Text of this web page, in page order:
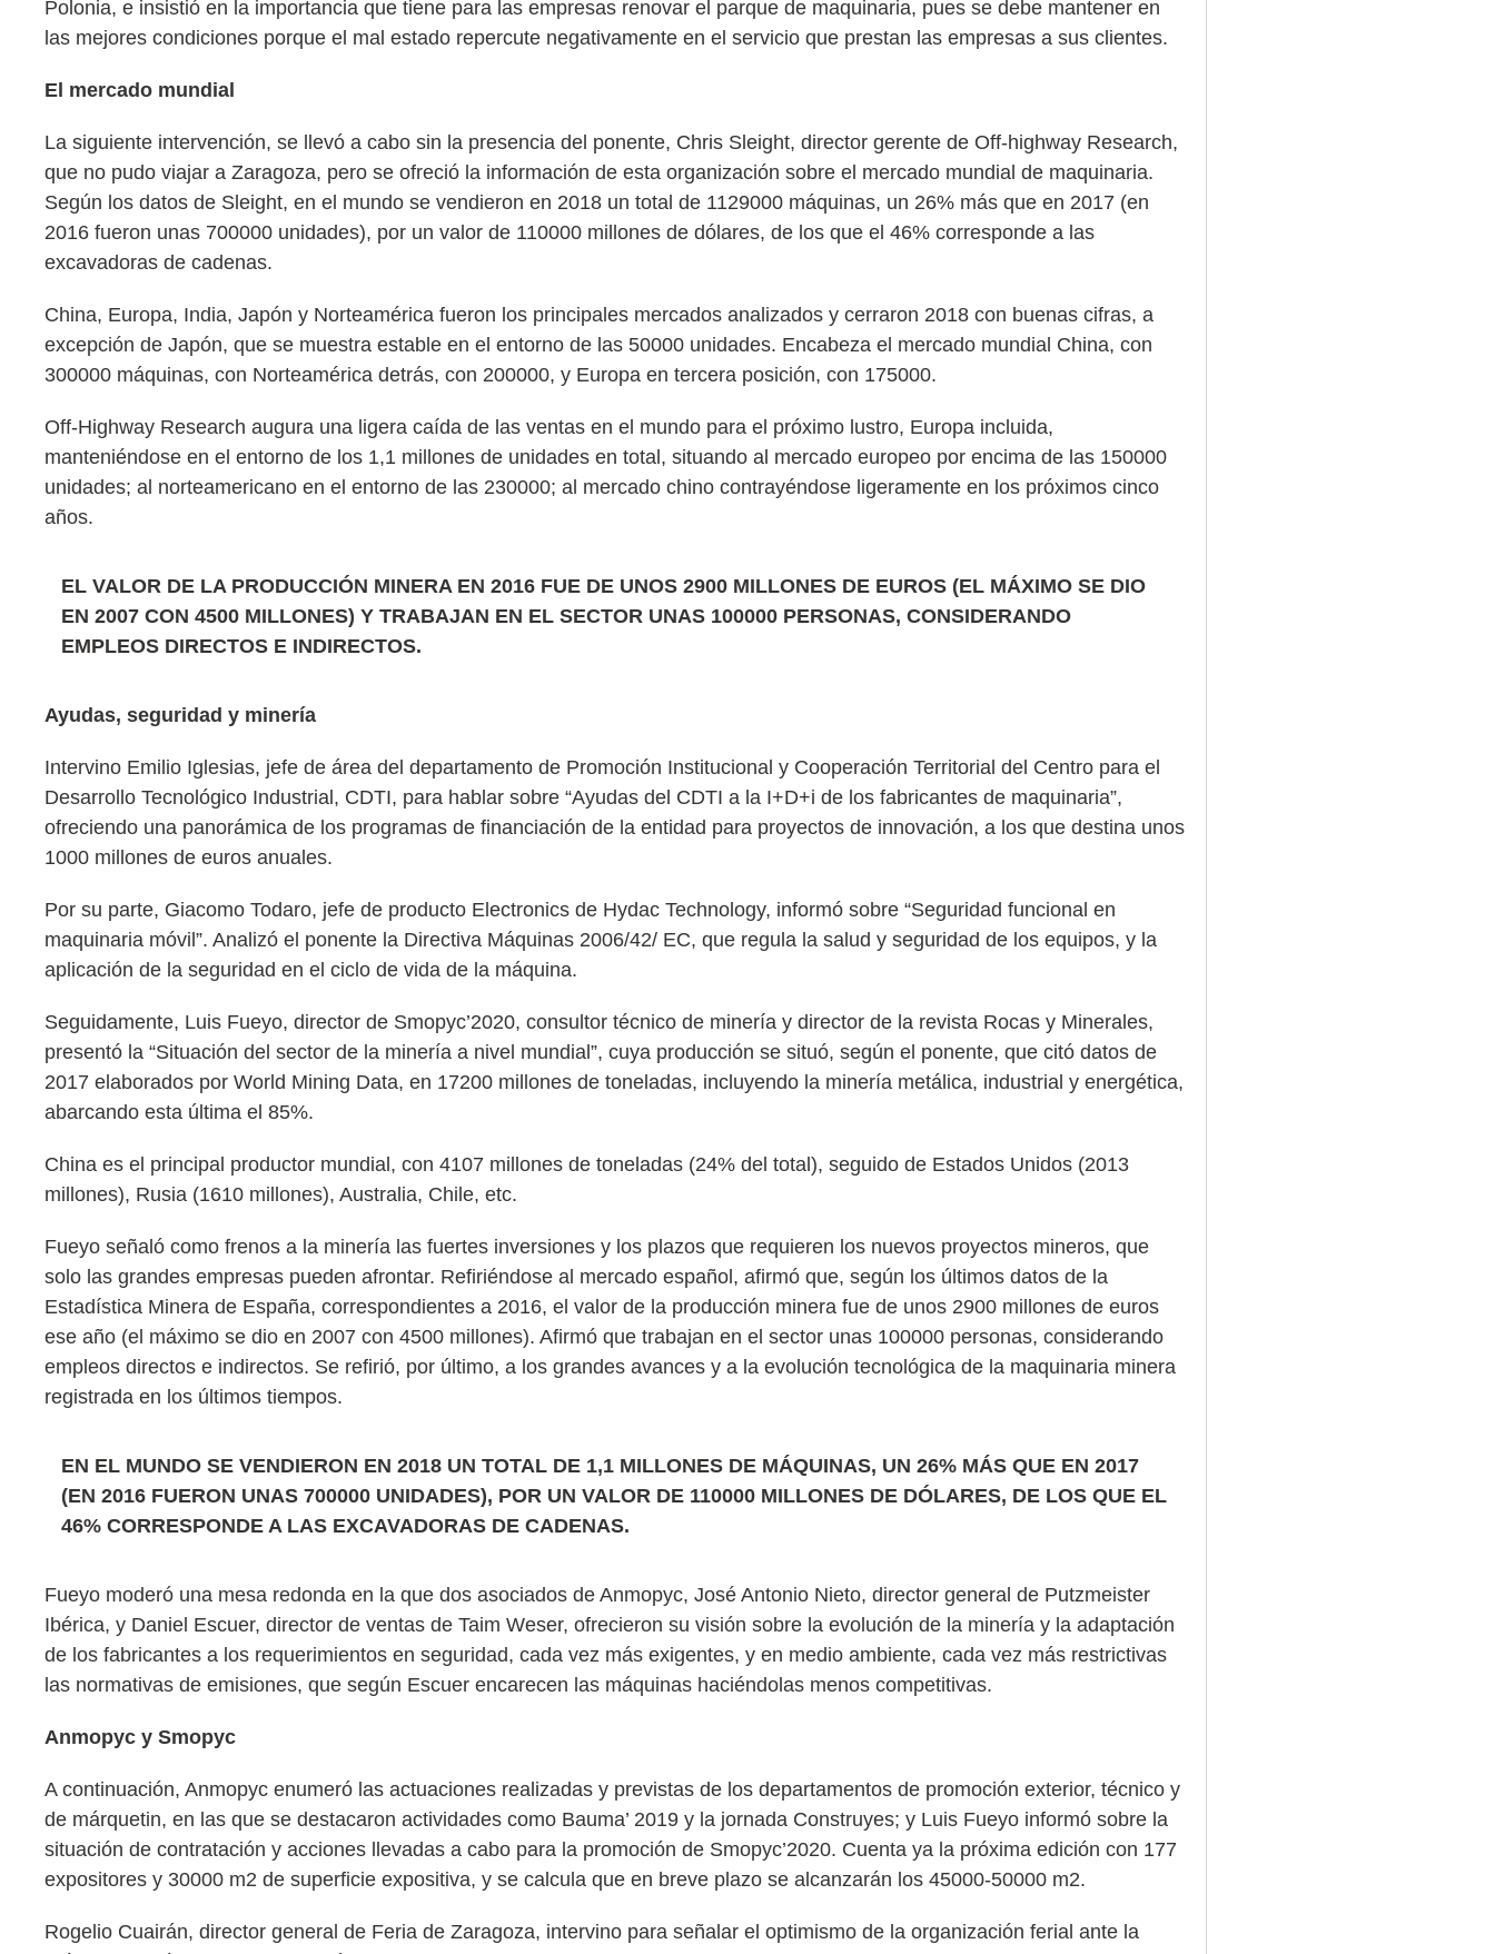
Polonia, e insistió en la importancia que tiene para las empresas renovar el parque de maquinaria, pues se debe mantener en
las mejores condiciones porque el mal estado repercute negativamente en el servicio que prestan las empresas a sus clientes.
El mercado mundial
La siguiente intervención, se llevó a cabo sin la presencia del ponente, Chris Sleight, director gerente de Off-highway Research,
que no pudo viajar a Zaragoza, pero se ofreció la información de esta organización sobre el mercado mundial de maquinaria.
Según los datos de Sleight, en el mundo se vendieron en 2018 un total de 1129000 máquinas, un 26% más que en 2017 (en
2016 fueron unas 700000 unidades), por un valor de 110000 millones de dólares, de los que el 46% corresponde a las
excavadoras de cadenas.
China, Europa, India, Japón y Norteamérica fueron los principales mercados analizados y cerraron 2018 con buenas cifras, a
excepción de Japón, que se muestra estable en el entorno de las 50000 unidades. Encabeza el mercado mundial China, con
300000 máquinas, con Norteamérica detrás, con 200000, y Europa en tercera posición, con 175000.
Off-Highway Research augura una ligera caída de las ventas en el mundo para el próximo lustro, Europa incluida,
manteniéndose en el entorno de los 1,1 millones de unidades en total, situando al mercado europeo por encima de las 150000
unidades; al norteamericano en el entorno de las 230000; al mercado chino contrayéndose ligeramente en los próximos cinco
años.
EL VALOR DE LA PRODUCCIÓN MINERA EN 2016 FUE DE UNOS 2900 MILLONES DE EUROS (EL MÁXIMO SE DIO
EN 2007 CON 4500 MILLONES) Y TRABAJAN EN EL SECTOR UNAS 100000 PERSONAS, CONSIDERANDO
EMPLEOS DIRECTOS E INDIRECTOS.
Ayudas, seguridad y minería
Intervino Emilio Iglesias, jefe de área del departamento de Promoción Institucional y Cooperación Territorial del Centro para el
Desarrollo Tecnológico Industrial, CDTI, para hablar sobre “Ayudas del CDTI a la I+D+i de los fabricantes de maquinaria”,
ofreciendo una panorámica de los programas de financiación de la entidad para proyectos de innovación, a los que destina unos
1000 millones de euros anuales.
Por su parte, Giacomo Todaro, jefe de producto Electronics de Hydac Technology, informó sobre “Seguridad funcional en
maquinaria móvil”. Analizó el ponente la Directiva Máquinas 2006/42/ EC, que regula la salud y seguridad de los equipos, y la
aplicación de la seguridad en el ciclo de vida de la máquina.
Seguidamente, Luis Fueyo, director de Smopyc’2020, consultor técnico de minería y director de la revista Rocas y Minerales,
presentó la “Situación del sector de la minería a nivel mundial”, cuya producción se situó, según el ponente, que citó datos de
2017 elaborados por World Mining Data, en 17200 millones de toneladas, incluyendo la minería metálica, industrial y energética,
abarcando esta última el 85%.
China es el principal productor mundial, con 4107 millones de toneladas (24% del total), seguido de Estados Unidos (2013
millones), Rusia (1610 millones), Australia, Chile, etc.
Fueyo señaló como frenos a la minería las fuertes inversiones y los plazos que requieren los nuevos proyectos mineros, que
solo las grandes empresas pueden afrontar. Refiriéndose al mercado español, afirmó que, según los últimos datos de la
Estadística Minera de España, correspondientes a 2016, el valor de la producción minera fue de unos 2900 millones de euros
ese año (el máximo se dio en 2007 con 4500 millones). Afirmó que trabajan en el sector unas 100000 personas, considerando
empleos directos e indirectos. Se refirió, por último, a los grandes avances y a la evolución tecnológica de la maquinaria minera
registrada en los últimos tiempos.
EN EL MUNDO SE VENDIERON EN 2018 UN TOTAL DE 1,1 MILLONES DE MÁQUINAS, UN 26% MÁS QUE EN 2017
(EN 2016 FUERON UNAS 700000 UNIDADES), POR UN VALOR DE 110000 MILLONES DE DÓLARES, DE LOS QUE EL
46% CORRESPONDE A LAS EXCAVADORAS DE CADENAS.
Fueyo moderó una mesa redonda en la que dos asociados de Anmopyc, José Antonio Nieto, director general de Putzmeister
Ibérica, y Daniel Escuer, director de ventas de Taim Weser, ofrecieron su visión sobre la evolución de la minería y la adaptación
de los fabricantes a los requerimientos en seguridad, cada vez más exigentes, y en medio ambiente, cada vez más restrictivas
las normativas de emisiones, que según Escuer encarecen las máquinas haciéndolas menos competitivas.
Anmopyc y Smopyc
A continuación, Anmopyc enumeró las actuaciones realizadas y previstas de los departamentos de promoción exterior, técnico y
de márquetin, en las que se destacaron actividades como Bauma’ 2019 y la jornada Construyes; y Luis Fueyo informó sobre la
situación de contratación y acciones llevadas a cabo para la promoción de Smopyc’2020. Cuenta ya la próxima edición con 177
expositores y 30000 m2 de superficie expositiva, y se calcula que en breve plazo se alcanzarán los 45000-50000 m2.
Rogelio Cuairán, director general de Feria de Zaragoza, intervino para señalar el optimismo de la organización ferial ante la